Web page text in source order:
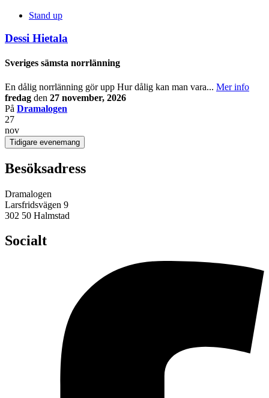
Stand up
Dessi Hietala
Sveriges sämsta norrlänning
En dålig norrlänning gör upp Hur dålig kan man vara... Mer info
fredag den 27 november, 2026
På Dramalogen
27
nov
Tidigare evenemang
Besöksadress
Dramalogen
Larsfridsvägen 9
302 50 Halmstad
Socialt